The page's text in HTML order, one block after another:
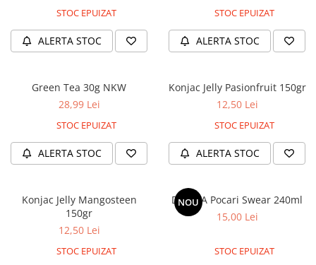
STOC EPUIZAT
ALERTA STOC
STOC EPUIZAT
ALERTA STOC
Green Tea 30g NKW
28,99 Lei
STOC EPUIZAT
ALERTA STOC
Konjac Jelly Pasionfruit 150gr
12,50 Lei
STOC EPUIZAT
ALERTA STOC
Konjac Jelly Mangosteen
150gr
12,50 Lei
STOC EPUIZAT
NOU
DONGA Pocari Swear 240ml
15,00 Lei
STOC EPUIZAT